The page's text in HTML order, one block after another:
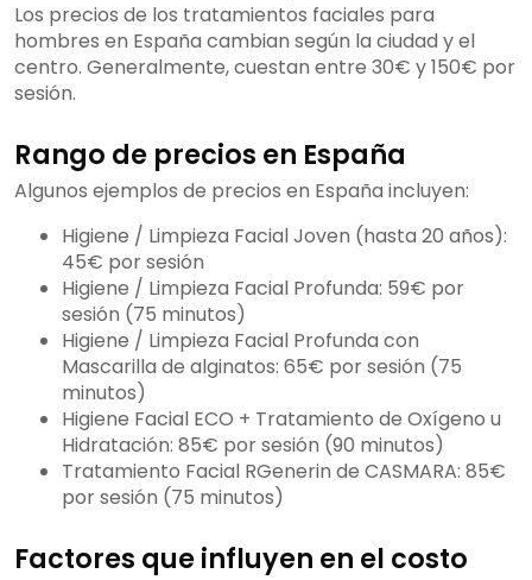
Los precios de los tratamientos faciales para
hombres en España cambian según la ciudad y el
centro. Generalmente, cuestan entre 30€ y 150€ por
sesión.
Rango de precios en España
Algunos ejemplos de precios en España incluyen:
Higiene / Limpieza Facial Joven (hasta 20 años):
45€ por sesión
Higiene / Limpieza Facial Profunda: 59€ por
sesión (75 minutos)
Higiene / Limpieza Facial Profunda con
Mascarilla de alginatos: 65€ por sesión (75
minutos)
Higiene Facial ECO + Tratamiento de Oxígeno u
Hidratación: 85€ por sesión (90 minutos)
Tratamiento Facial RGenerin de CASMARA: 85€
por sesión (75 minutos)
Factores que influyen en el costo